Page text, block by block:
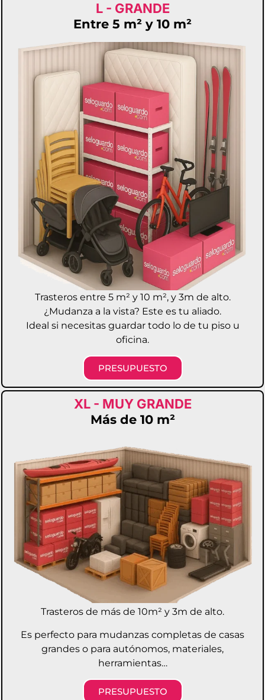
L - GRANDE
Entre 5 m² y 10 m²
Trasteros entre 5 m² y 10 m², y 3m de alto.
¿Mudanza a la vista? Este es tu aliado.
Ideal si necesitas guardar todo lo de tu piso u
oficina.
PRESUPUESTO
XL - MUY GRANDE​
Más de 10 m²
Trasteros de más de 10m² y 3m de alto.
Es perfecto para mudanzas completas de casas
grandes o para autónomos, materiales,
herramientas…
PRESUPUESTO